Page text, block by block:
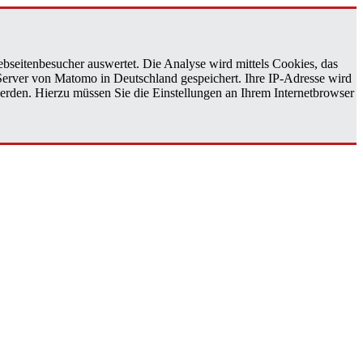
auswertet. Die Analyse wird mittels Cookies, das
von Matomo in Deutschland gespeichert. Ihre IP-Adresse wird
Hierzu müssen Sie die Einstellungen an Ihrem Internetbrowser